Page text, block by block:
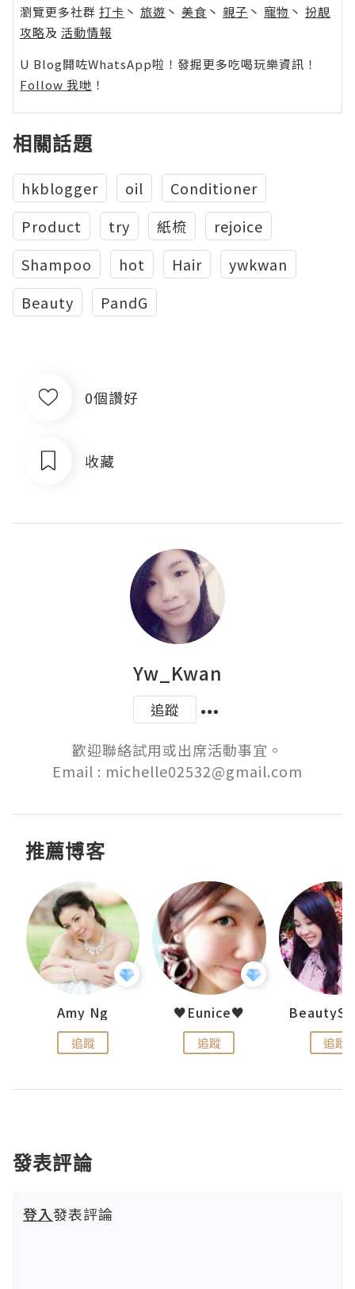
瀏覽更多社群 打卡 丶 旅遊 丶 美食 丶 親子 丶 寵物 丶 扮靚
攻略及 活動情報
U Blog開咗WhatsApp啦！發掘更多吃喝玩樂資訊！
Follow 我哋 ！
相關話題
hkblogger oil
Conditioner
Product
try 紙梳
rejoice
Shampoo
hot Hair
ywkwan
Beauty
PandG
0個讚好
收藏
Yw_Kwan
追蹤
歡迎聯絡試用或出席活動事宜。
Email : michelle02532@gmail.com
推薦博客
Amy Ng
追蹤
♥Eunice♥
追蹤 追蹤
發表評論
登入發表評論